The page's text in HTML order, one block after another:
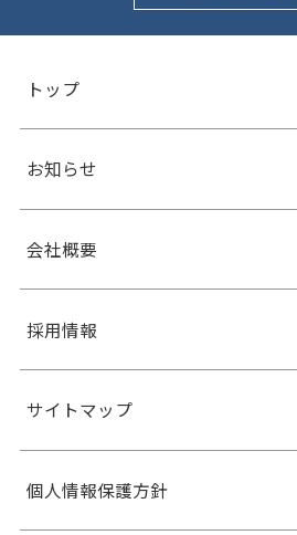
トップ
お知らせ
会社概要
採用情報
サイトマップ
個人情報保護方針